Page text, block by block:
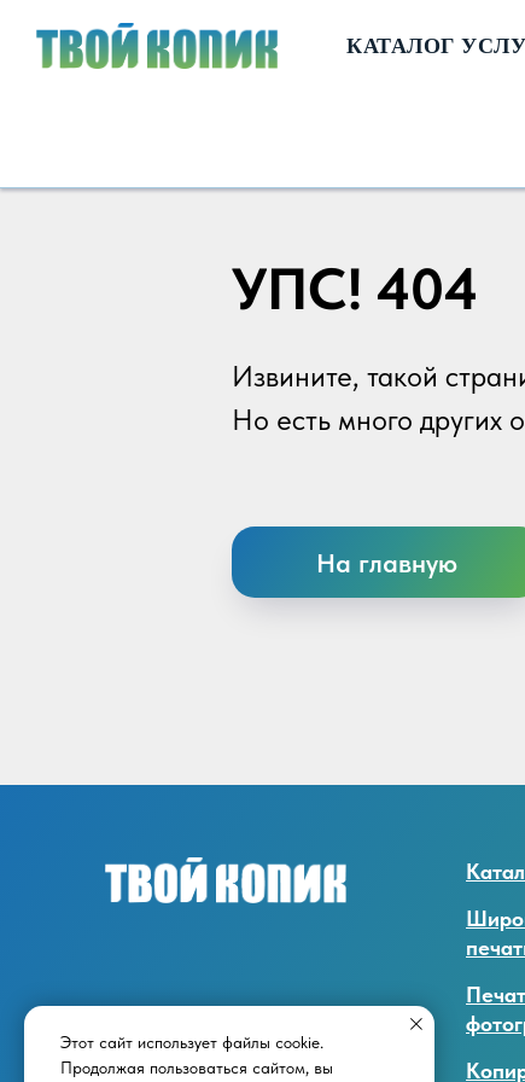
КАТАЛОГ
УПС! 404
Извините, такой
Но есть много других
На главную
Этот сайт использует файлы cookie.
Продолжая пользоваться сайтом, вы